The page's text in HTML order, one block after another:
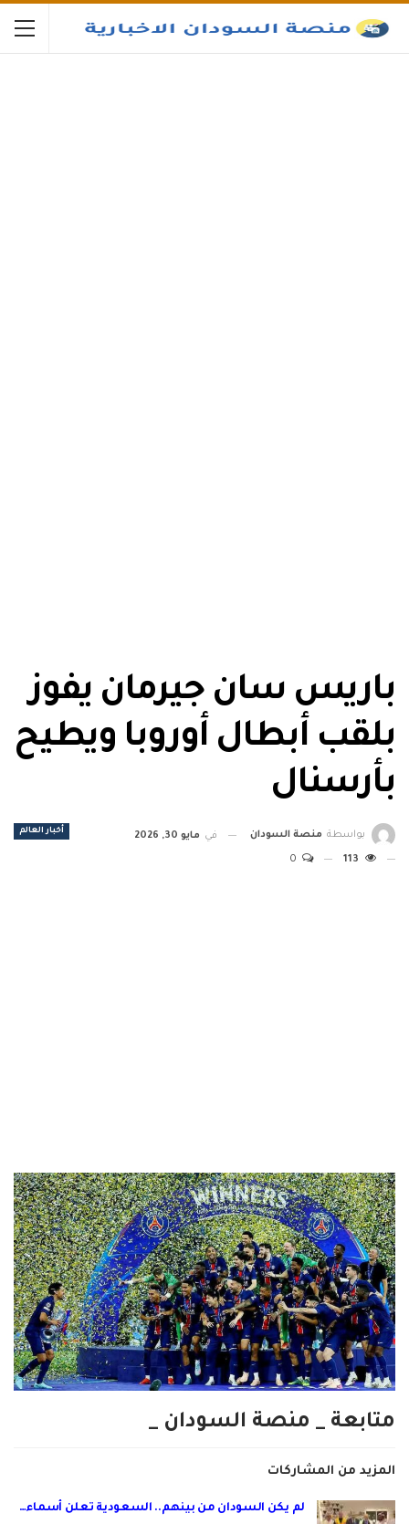
باريس سان جيرمان يفوز
بلقب أبطال أوروبا ويطيح
بأرسنال
أخبار العالم بواسطة منصة السودان في مايو 30, 2026
113
متابعة _ منصة السودان _
المزيد من المشاركات
لم يكن السودان من بينهم.. السعودية تعلن أسماء…